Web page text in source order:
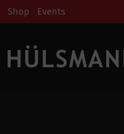
Shop Events